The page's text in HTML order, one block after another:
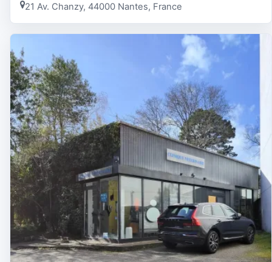
21 Av. Chanzy, 44000 Nantes, France